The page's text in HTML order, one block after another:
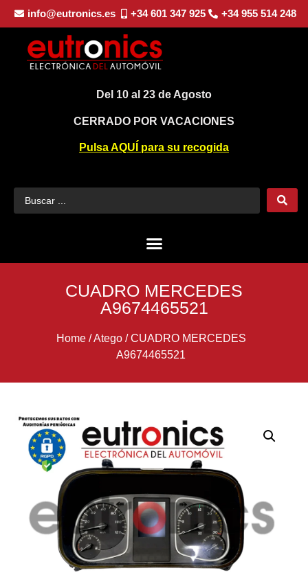
info@eutronics.es +34 601 347 925 +34 955 514 248
Del 10 al 23 de Agosto
CERRADO POR VACACIONES
Pulsa AQUÍ para su recogida
CUADRO MERCEDES
A9674465521
Home/Atego/CUADRO MERCEDES
A9674465521